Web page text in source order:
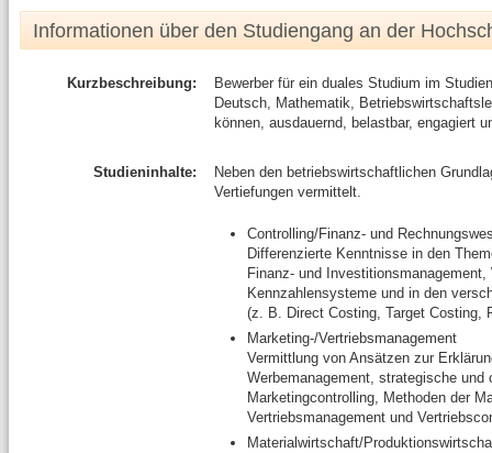
Informationen über den Studiengang an der
Kurzbeschreibung:
Bewerber für ein duales Studium im
Deutsch, Mathematik,
können, ausdauernd, belastbar, engagiert
Studieninhalte:
Neben den betriebswirtschaftlichen
Vertiefungen vermittelt.
Controlling/Finanz- und
Differenzierte Kenntnisse in den
Finanz- und
Kennzahlensysteme und in den
(z. B. Direct Costing, Target Costing,
Marketing-/Vertriebsmanagement
Vermittlung von Ansätzen zur
Werbemanagement, strategische
Marketingcontrolling, Methoden der
Vertriebsmanagement und
Materialwirtschaft/